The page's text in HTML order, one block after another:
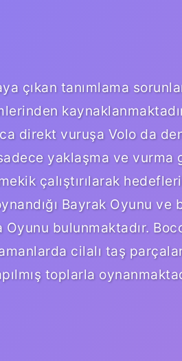
çıkan tanımlama
direkt vuruşa Volo da
yaklaşma ve vurma
çalıştırılarak
Bayrak Oyunu
bulunmaktadır.
cilalı taş
toplarla